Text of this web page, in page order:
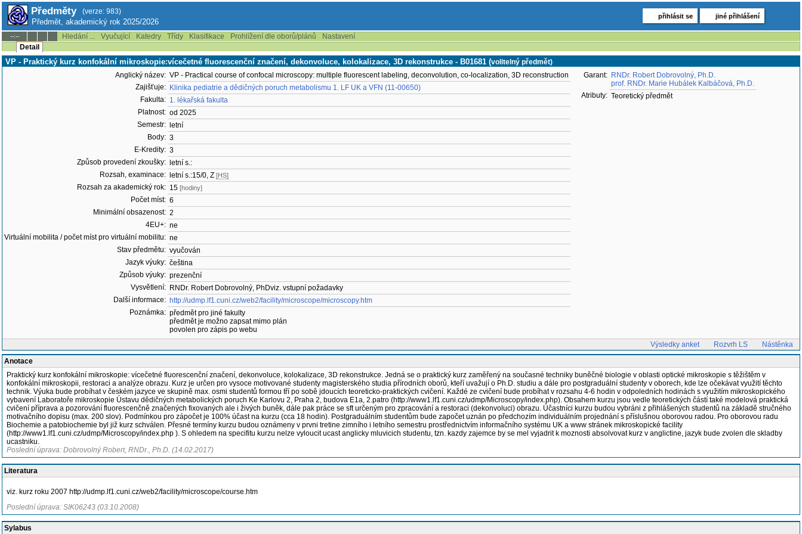
Předměty (verze: 983)
Předmět, akademický rok 2025/2026
přihlásit se jiné přihlášení
--:-- Hledání ... Vyučující Katedry Třídy Klasifikace Prohlížení dle oborů/plánů
Nastavení
Detail
VP - Praktický kurz konfokální mikroskopie:vícečetné fluorescenční značení, dekonvoluce, kolokalizace, 3D rekonstrukce - B01681 (volitelný předmět)
Anglický název: VP - Practical course of confocal microscopy: multiple fluorescent labeling, deconvolution, co-localization, 3D reconstruction
Zajišťuje: Klinika pediatrie a dědičných poruch metabolismu 1. LF UK a VFN (11-00650)
Fakulta: 1. lékařská fakulta
Platnost: od 2025
Semestr:
letní
Body: 3
E-Kredity: 3
Způsob provedení zkoušky:
letní s.:
Rozsah, examinace:
letní s.:15/0, Z [HS]
Rozsah za akademický rok: 15 [hodiny]
Počet míst: 6
Minimální obsazenost: 2
4EU+: ne
Virtuální mobilita / počet míst pro virtuální mobilitu: ne
Stav předmětu: vyučován
Jazyk výuky: čeština
Způsob výuky: prezenční
Vysvětlení: RNDr. Robert Dobrovolný, PhDviz. vstupní požadavky
Další informace: http://udmp.lf1.cuni.cz/web2/facility/microscope/microscopy.htm
Poznámka: předmět pro jiné fakulty
předmět je možno zapsat mimo plán
povolen pro zápis po webu
Garant: RNDr. Robert Dobrovolný, Ph.D.
prof. RNDr. Marie Hubálek Kalbáčová, Ph.D.
Atributy: Teoretický předmět
Výsledky anket Rozvrh LS
Nástěnka
Anotace
Praktický kurz konfokální mikroskopie: vícečetné fluorescenční značení, dekonvoluce, kolokalizace, 3D rekonstrukce. Jedná se o praktický kurz zaměřený na současné techniky buněčné biologie v oblasti optické mikroskopie s těžištěm v
konfokální mikroskopii, restoraci a analýze obrazu. Kurz je určen pro vysoce motivované studenty magisterského studia přírodních oborů, kteří uvažují o Ph.D. studiu a dále pro postgraduální studenty v oborech, kde lze očekávat využití těchto
technik. Výuka bude probíhat v českém jazyce ve skupině max. osmi studentů formou tří po sobě jdoucích teoreticko-praktických cvičení. Každé ze cvičení bude probíhat v rozsahu 4-6 hodin v odpoledních hodinách s využitím mikroskopického
vybavení Laboratoře mikroskopie Ústavu dědičných metabolických poruch Ke Karlovu 2, Praha 2, budova E1a, 2.patro (http://www1.lf1.cuni.cz/udmp/Microscopy/index.php). Obsahem kurzu jsou vedle teoretických částí také modelová praktická
cvičení příprava a pozorování fluorescenčně značených fixovaných ale i živých buněk, dále pak práce se sft určeným pro zpracování a restoraci (dekonvoluci) obrazu. Účastníci kurzu budou vybráni z přihlášených studentů na základě stručného
motivačního dopisu (max. 200 slov). Podmínkou pro zápočet je 100% účast na kurzu (cca 18 hodin). Postgraduálním studentům bude započet uznán po předchozím individuálním projednání s příslušnou oborovou radou. Pro oborovou radu
Biochemie a patobiochemie byl již kurz schválen. Přesné termíny kurzu budou oznámeny v prvni tretine zimního i letního semestru prostřednictvím informačního systému UK a www stránek mikroskopické facility
(http://www1.lf1.cuni.cz/udmp/Microscopy/index.php ). S ohledem na specifitu kurzu nelze vyloucit ucast anglicky mluvicich studentu, tzn. kazdy zajemce by se mel vyjadrit k moznosti absolvovat kurz v anglictine, jazyk bude zvolen dle skladby
ucastniku.
Poslední úprava: Dobrovolný Robert, RNDr., Ph.D. (14.02.2017)
Literatura
viz. kurz roku 2007 http://udmp.lf1.cuni.cz/web2/facility/microscope/course.htm
Poslední úprava: SIK06243 (03.10.2008)
Sylabus